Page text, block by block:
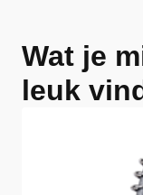
Wat je
leuk